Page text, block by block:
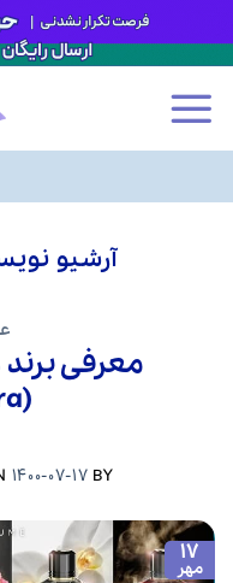
آرشیو
معرفی
(Mancera)
1400-07-17 BY
17
مهر